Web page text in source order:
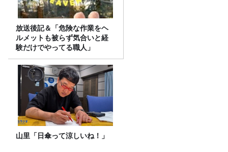
放送後記＆「危険な作業をヘ
ルメットも被らず気合いと経
験だけでやってる職人」
山里「日傘って涼しいね！」